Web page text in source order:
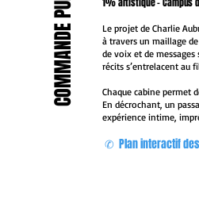
NOUVEAU
Le projet de Charlie
à travers un maillage
de voix et de messages
récits s’entrelacent au
Chaque cabine permet
En décrochant, un
expérience intime,
✆ Plan interactif